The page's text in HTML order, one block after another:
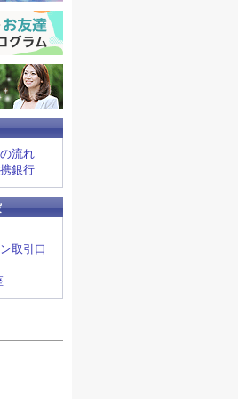
流れ
銀行
取引口